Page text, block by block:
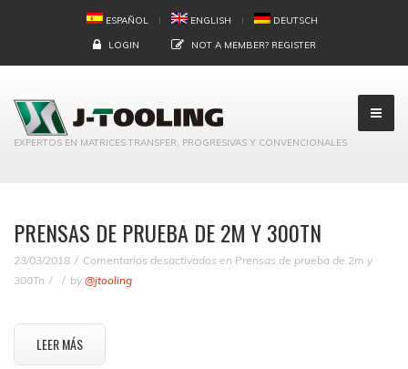
ESPAÑOL ENGLISH DEUTSCH
LOGIN NOT A MEMBER? REGISTER
EXPERTOS EN MATRICES TRANSFER, PROGRESIVAS Y CONVENCIONALES
PRENSAS DE PRUEBA DE 2M Y 300TN
23/03/2018 Comentarios desactivados en Prensas de prueba de 2m y
300Tn
by @jtooling
LEER MÁS